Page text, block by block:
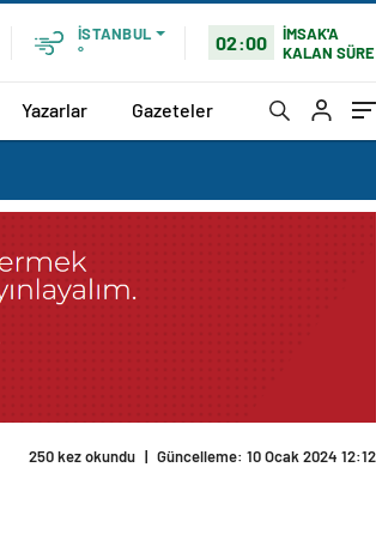
İSTANBUL
°
02:00
İMSAK'A
KALAN SÜRE
Yazarlar Gazeteler